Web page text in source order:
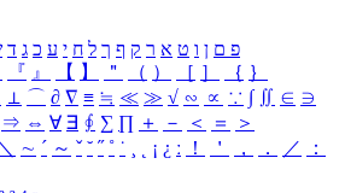
פ ם ן ו ט א ר ק ף ך ל ח י ע כ ג ד
『 』 【 】 ＂ （ ） ［ ］ ｛ ｝
⊥ ⌒ ∂ ∇ ≡ ≒ ≪ ≫ √ ∽ ∝ ∵ ∫ ∬ ∈ ∋
⇒ ⇔ ∀ ∃ ∮ ∑ ∏ ＋ － ＜ ＝
＞
＼ ∼ ´ ～ ˇ ˘ ˝ ˚ ˙ ¸ ¡ ¿ ː ！ ＇ ， ． ／
：